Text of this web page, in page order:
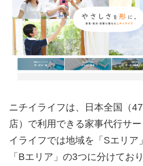
ニチイライフは、日本全国（
店）で利用できる家事代行サ
イライフでは地域を「Sエリア
「Bエリア」の3つに分けてお